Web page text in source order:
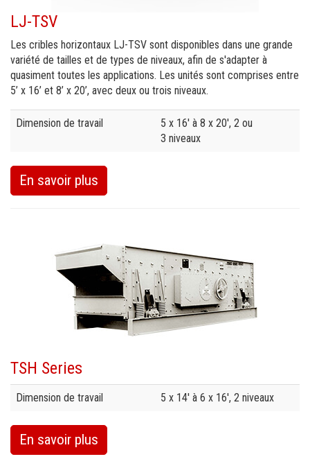
LJ-TSV
Les cribles horizontaux LJ-TSV sont disponibles dans une grande
variété de tailles et de types de niveaux, afin de s'adapter à
quasiment toutes les applications. Les unités sont comprises entre
5’ x 16’ et 8’ x 20’, avec deux ou trois niveaux.
Specification Value
Dimension de travail
5 x 16' à 8 x 20', 2 ou
3 niveaux
En savoir plus
TSH Series
Specification Value
Dimension de travail 5 x 14' à 6 x 16', 2 niveaux
En savoir plus